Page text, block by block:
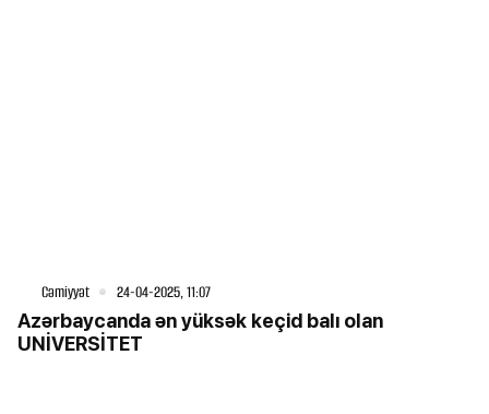
Cəmiyyət 24-04-2025, 11:07
Azərbaycanda ən yüksək keçid balı olan
UNİVERSİTET